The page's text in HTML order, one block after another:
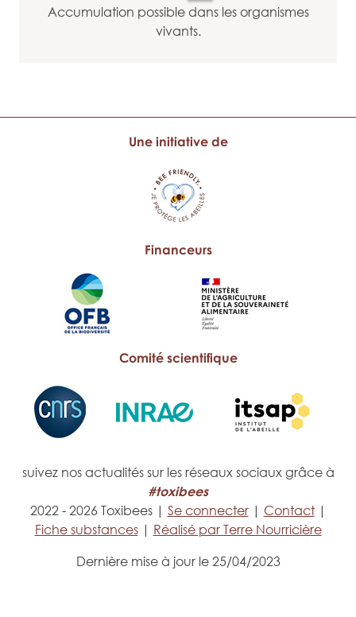
Accumulation possible dans les organismes
vivants.
Une initiative de
Financeurs
Comité scientifique
suivez nos actualités sur les réseaux sociaux grâce à
#toxibees
2022 - 2026 Toxibees | Se connecter| Contact|
Fiche substances| Réalisé par Terre Nourricière
Dernière mise à jour le 25/04/2023